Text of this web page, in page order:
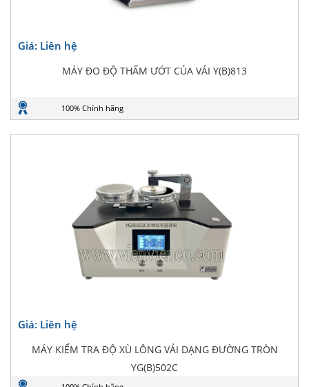
Giá: Liên hệ
MÁY ĐO ĐỘ THẤM ƯỚT CỦA VẢI Y(B)813
100% Chính hãng
Giá: Liên hệ
MÁY KIỂM TRA ĐỘ XÙ LÔNG VẢI DẠNG ĐƯỜNG TRÒN
YG(B)502C